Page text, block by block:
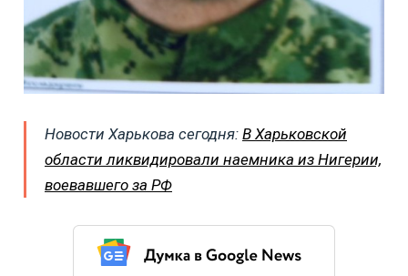
Новости Харькова сегодня: В Харьковской
области ликвидировали наемника из Нигерии,
воевавшего за РФ